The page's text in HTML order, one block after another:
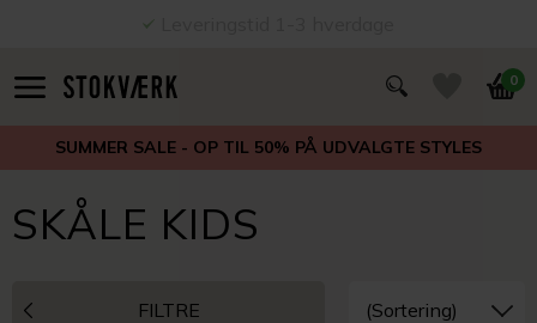
0
SUMMER SALE - OP TIL 50% PÅ UDVALGTE STYLES
SKÅLE KIDS
FILTRE